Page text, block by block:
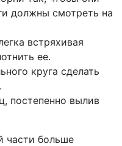
должны смотреть на
встряхивая
ее.
круга сделать
постепенно вылив
части больше